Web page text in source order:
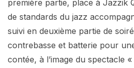
première partie, place à Jazzik
de standards du jazz
suivi en deuxième partie de
contrebasse et batterie pour
contée, à l’image du spectacle